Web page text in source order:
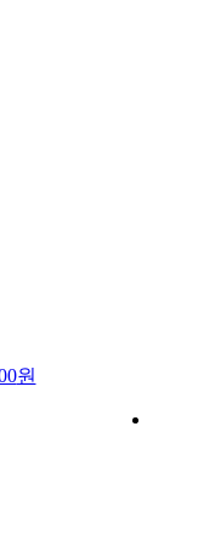
원